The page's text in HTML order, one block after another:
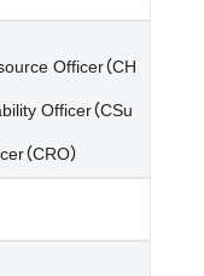
Officer（CH
Officer（CSu
（CRO）